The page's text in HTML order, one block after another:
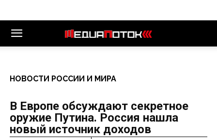
НОВОСТИ РОССИИ И МИРА
В Европе обсуждают секретное
оружие Путина. Россия нашла
новый источник доходов